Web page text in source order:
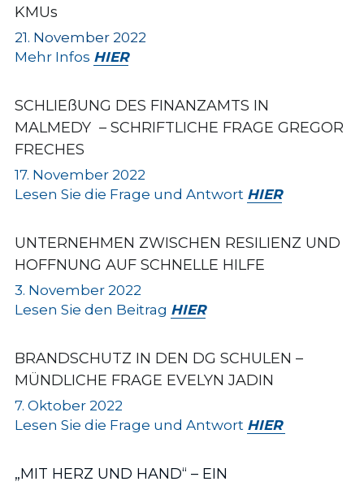
KMUs
21. November 2022
Mehr Infos HIER
SCHLIEßUNG DES FINANZAMTS IN
MALMEDY  – SCHRIFTLICHE FRAGE GREGOR
FRECHES
17. November 2022
Lesen Sie die Frage und Antwort HIER
UNTERNEHMEN ZWISCHEN RESILIENZ UND
HOFFNUNG AUF SCHNELLE HILFE
3. November 2022
Lesen Sie den Beitrag HIER
BRANDSCHUTZ IN DEN DG SCHULEN –
MÜNDLICHE FRAGE EVELYN JADIN
7. Oktober 2022
Lesen Sie die Frage und Antwort HIER
„MIT HERZ UND HAND“ – EIN